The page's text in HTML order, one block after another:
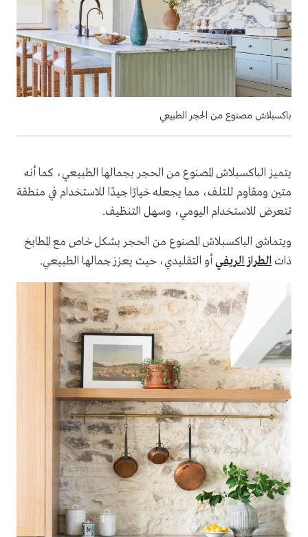
باكسبلاش مصنوع من الحجر الطبيعي
يتميز الباكسبلاش المصنوع من الحجر بجمالها الطبيعي، كما أنه
متين ومقاوم للتلف، مما يجعله خيارًا جيدًا للاستخدام في منطقة
تتعرض للاستخدام اليومي، وسهل التنظيف.
ويتماشى الباكسبلاش المصنوع من الحجر بشكل خاص مع المطابخ
ذات الطراز الريفي أو التقليدي، حيث يعزز جمالها الطبيعي.